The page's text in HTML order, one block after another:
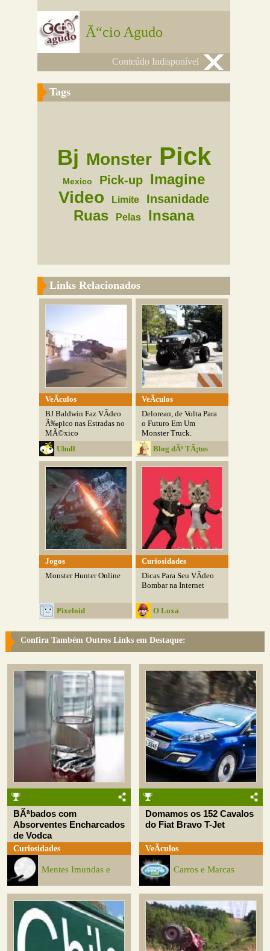
Ã“cio Agudo
Conteúdo Indisponível
Tags
Bj Monster Pick
Mexico Pick-up Imagine
Video Limite Insanidade
Ruas Pelas Insana
Links Relacionados
VeÃ­culos
BJ Baldwin Faz VÃ­deo
Ã‰pico nas Estradas no
MÃ©xico
Uhull
VeÃ­culos
Delorean, de Volta Para
o Futuro Em Um
Monster Truck.
Blog dÃº TÃ¡tus
Jogos
Monster Hunter Online
Pixeloid
Curiosidades
Dicas Para Seu VÃ­deo
Bombar na Internet
O Loxa
Confira Também Outros Links em Destaque:
BÃªbados com
Absorventes Encharcados
de Vodca
Curiosidades
Mentes Imundas e
Domamos os 152 Cavalos
do Fiat Bravo T-Jet
VeÃ­culos
Carros e Marcas